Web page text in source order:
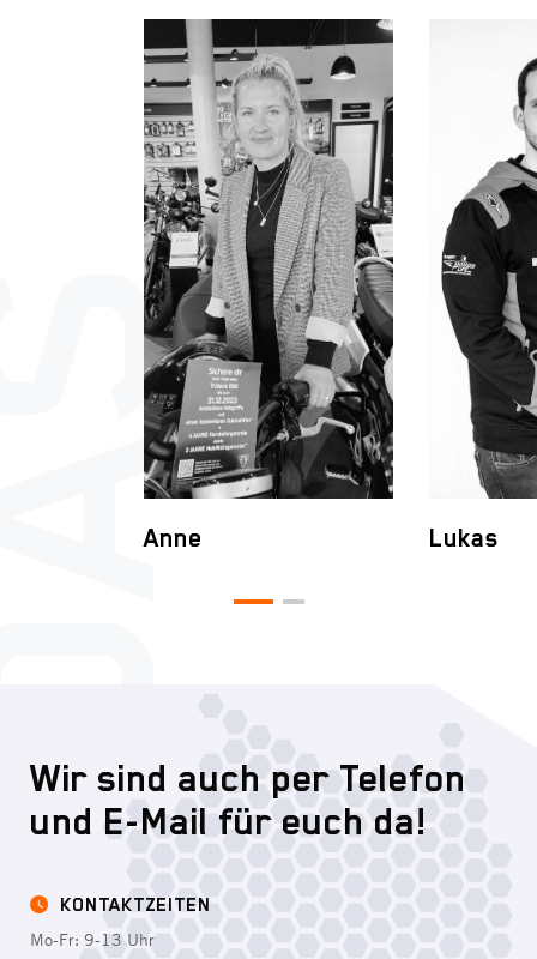
Anne Lukas
Wir sind auch per Telefon
und E-Mail für euch da!
KONTAKTZEITEN
Mo-Fr: 9-13 Uhr